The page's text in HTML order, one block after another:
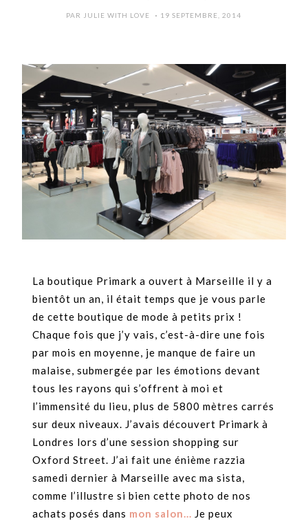
PAR JULIE WITH LOVE
POSTED
19 SEPTEMBRE, 2014
La boutique Primark a ouvert à Marseille il y a
bientôt un an, il était temps que je vous parle
de cette boutique de mode à petits prix !
Chaque fois que j’y vais, c’est-à-dire une fois
par mois en moyenne, je manque de faire un
malaise, submergée par les émotions devant
tous les rayons qui s’offrent à moi et
l’immensité du lieu, plus de 5800 mètres carrés
sur deux niveaux. J’avais découvert Primark à
Londres lors d’une session shopping sur
Oxford Street. J’ai fait une énième razzia
samedi dernier à Marseille avec ma sista,
comme l’illustre si bien cette photo de nos
achats posés dans mon salon… Je peux